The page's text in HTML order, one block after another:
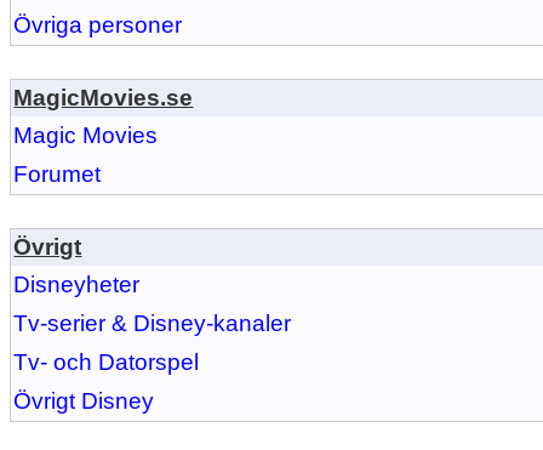
Övriga personer
MagicMovies.se
Magic Movies
Forumet
Övrigt
Disneyheter
Tv-serier & Disney-kanaler
Tv- och Datorspel
Övrigt Disney